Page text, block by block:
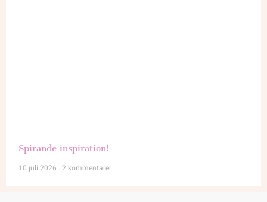
Spirande inspiration!
10 juli 2026 2 kommentarer